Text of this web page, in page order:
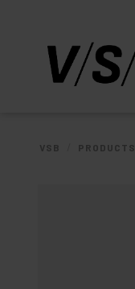
VSB PRODUCTS